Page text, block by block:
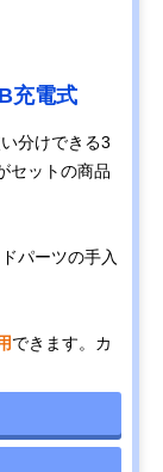
充電式
分けできる3
セットの商品
パーツの手入
できます。カ